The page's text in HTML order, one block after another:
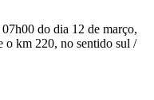
do dia 12 de março,
o km 220, no sentido sul /